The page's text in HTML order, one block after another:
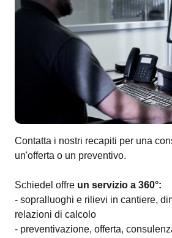
Contatta i nostri recapiti per una
un'offerta o un preventivo.
Schiedel offre un servizio a 360°:
- sopralluoghi e rilievi in cantiere,
relazioni di calcolo
- preventivazione, offerta,